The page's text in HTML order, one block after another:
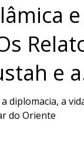
e
e a
diplomacia, a
do Oriente